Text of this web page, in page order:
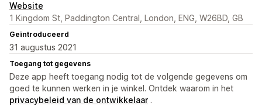
Website
1 Kingdom St, Paddington Central, London, ENG, W26BD, GB
Geïntroduceerd
31 augustus 2021
Toegang tot gegevens
Deze app heeft toegang nodig tot de volgende gegevens om
goed te kunnen werken in je winkel. Ontdek waarom in het
privacybeleid van de ontwikkelaar .